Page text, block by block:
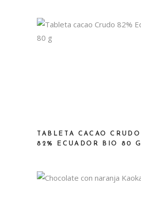
TABLETA CACAO CRUDO
82% ECUADOR BIO 80 G